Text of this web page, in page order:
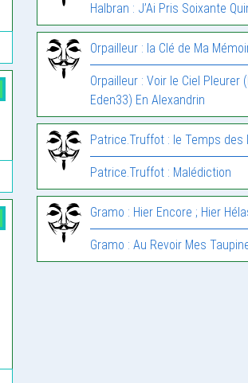
Halbran : J’Ai Pris Soixante
Orpailleur : la Clé de Ma
Orpailleur : Voir le Ciel Pleurer
Eden33) En Alexandrin
Patrice.Truffot : le Temps des
Patrice.Truffot : Malédiction
Gramo : Hier Encore ; Hier
Gramo : Au Revoir Mes